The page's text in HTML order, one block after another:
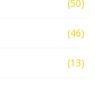
(50)
(46)
(13)